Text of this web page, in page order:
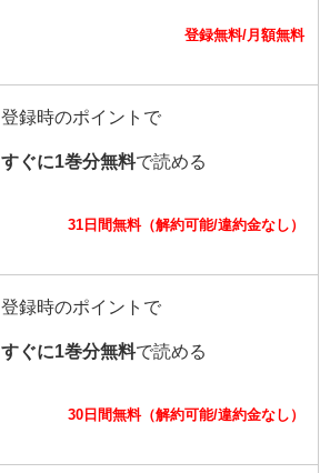
登録無料/月額無料
登録時のポイントで
すぐに1巻分無料で読める
31日間無料（解約可能/違約金なし）
登録時のポイントで
すぐに1巻分無料で読める
30日間無料（解約可能/違約金なし）